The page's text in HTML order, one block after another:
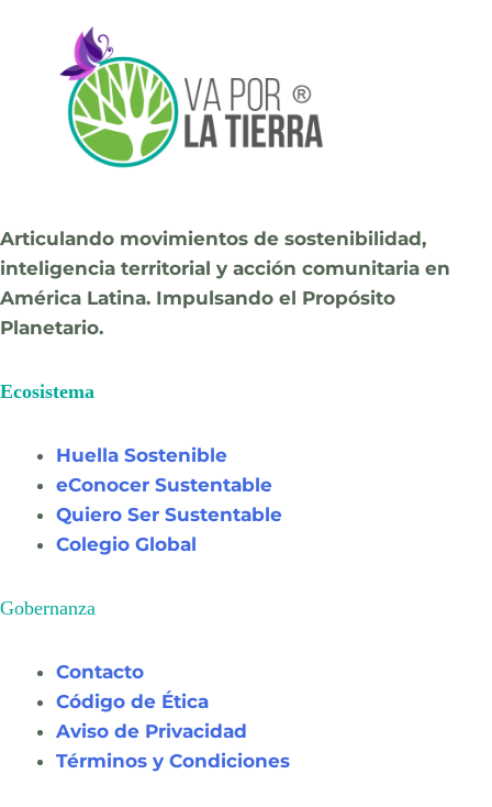
Articulando movimientos de sostenibilidad,
inteligencia territorial y acción comunitaria en
América Latina. Impulsando el Propósito
Planetario.
Ecosistema
Huella Sostenible
eConocer Sustentable
Quiero Ser Sustentable
Colegio Global
Gobernanza
Contacto
Código de Ética
Aviso de Privacidad
Términos y Condiciones